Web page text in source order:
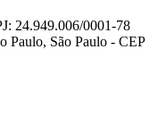
24.949.006/0001-78
Paulo, São Paulo - CEP